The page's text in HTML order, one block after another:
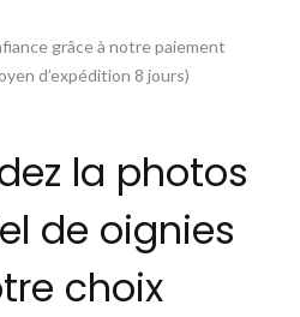
grâce à notre paiement
d’expédition 8 jours)
la photos
de oignies
choix